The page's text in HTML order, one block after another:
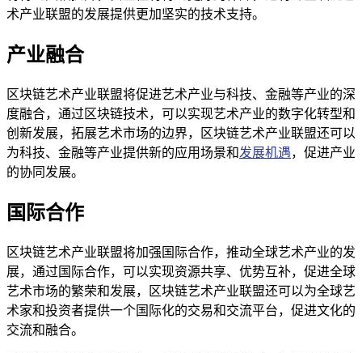
术产业联盟的发展提供更加坚实的技术支持。
产业融合
区块链艺术产业联盟将促进艺术产业与科技、金融等产业的深
度融合，通过区块链技术，可以实现艺术产业的数字化转型和
创新发展，拓展艺术市场的边界，区块链艺术产业联盟还可以
为科技、金融等产业提供新的应用场景和发展机遇，促进产业
的协同发展。
国际合作
区块链艺术产业联盟将加强国际合作，推动全球艺术产业的发
展，通过国际合作，可以实现资源共享、优势互补，促进全球
艺术市场的繁荣和发展，区块链艺术产业联盟还可以为全球艺
术家和投资者提供一个国际化的交易和交流平台，促进文化的
交流和融合。